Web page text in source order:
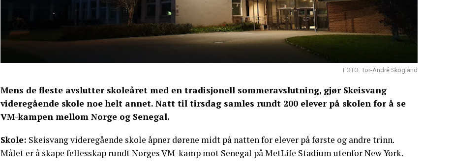
FOTO: Tor-André Skogland
Mens de fleste avslutter skoleåret med en tradisjonell sommeravslutning, gjør Skeisvang
videregående skole noe helt annet. Natt til tirsdag samles rundt 200 elever på skolen for å se
VM-kampen mellom Norge og Senegal.
Skole: Skeisvang videregående skole åpner dørene midt på natten for elever på første og andre trinn.
Målet er å skape fellesskap rundt Norges VM-kamp mot Senegal på MetLife Stadium utenfor New York.